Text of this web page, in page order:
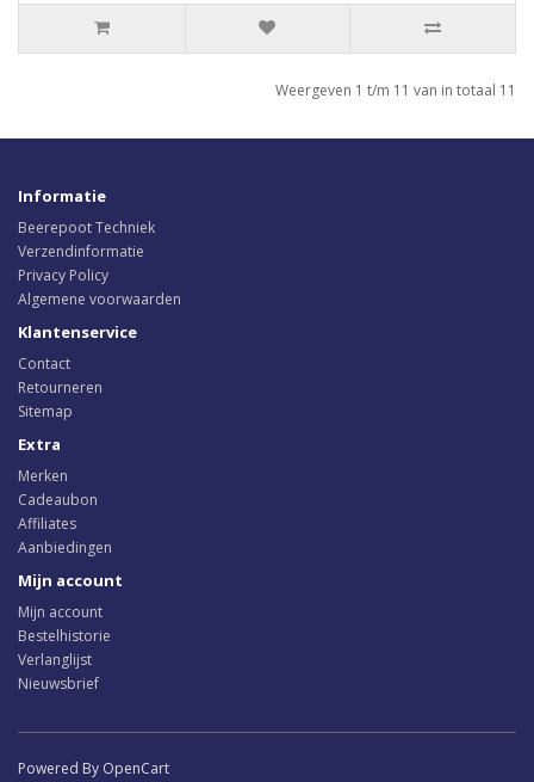
Weergeven 1 t/m 11 van in totaal 11
Informatie
Beerepoot Techniek
Verzendinformatie
Privacy Policy
Algemene voorwaarden
Klantenservice
Contact
Retourneren
Sitemap
Extra
Merken
Cadeaubon
Affiliates
Aanbiedingen
Mijn account
Mijn account
Bestelhistorie
Verlanglijst
Nieuwsbrief
Powered By OpenCart